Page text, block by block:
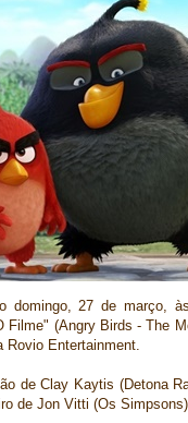
domingo, 27 de março,
(Angry Birds - The
Entertainment.
de Clay Kaytis (Detona
de Jon Vitti (Os Simpsons).